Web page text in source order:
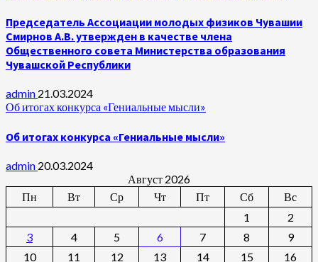
Председатель Ассоциации молодых физиков Чувашии
Смирнов А.В. утвержден в качестве члена
Общественного совета Министерства образования
Чувашской Республики
admin 21.03.2024
Об итогах конкурса «Гениальные мысли»
Об итогах конкурса «Гениальные мысли»
admin 20.03.2024
Август 2026
Пн
Вт Ср Чт Пт Сб
Вс
1
2
3
4 5 6 7 8
9
10
11 12 13 14 15 16